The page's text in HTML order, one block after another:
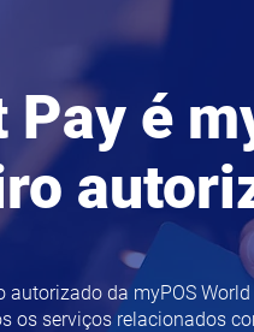
é
autorizado da myPOS
os serviços relacionados